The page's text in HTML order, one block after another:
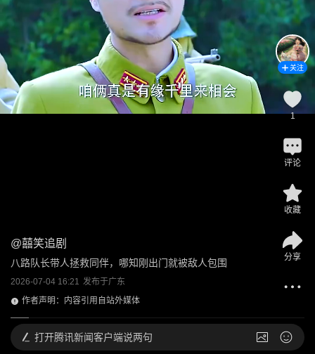
@囍笑追剧
八路队长带人拯救同伴，哪知刚出门就被敌人包围
2026-07-04 16:21 发布于广东
作者声明：内容引用自站外媒体
关注
1
评论
收藏
分享
打开腾讯新闻客户端说两句